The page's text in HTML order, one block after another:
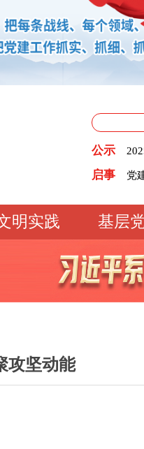
公示
关
关
启事
《
党
党
明实践 基层
工作动态
文化大观
攻坚动能